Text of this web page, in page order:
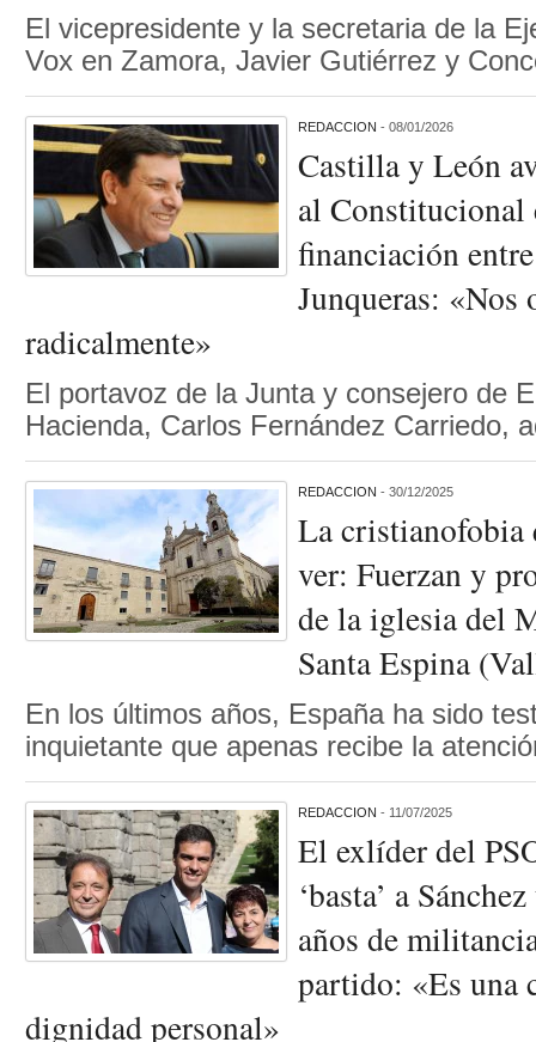
El vicepresidente y la secretaria de la
Vox en Zamora, Javier Gutiérrez y
REDACCION - 08/01/2026
Castilla y León
al Constitucional
financiación
Junqueras: «Nos
radicalmente»
El portavoz de la Junta y consejero de
Hacienda, Carlos Fernández Carriedo,
REDACCION - 30/12/2025
La cristianofobia
ver: Fuerzan y
de la iglesia del
Santa Espina
En los últimos años, España ha sido
inquietante que apenas recibe la
REDACCION - 11/07/2025
El exlíder del
‘basta’ a
años de
partido: «Es una
dignidad personal»